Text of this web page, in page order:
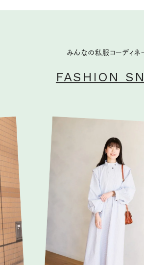
みんなの私服コーディネ
FASHION